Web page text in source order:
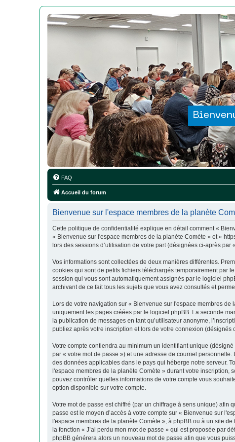
FAQ
Accueil du forum
Bienvenue sur l'espace membres de la planète
Cette politique de confidentialité explique en détail comment «
« Bienvenue sur l'espace membres de la planète Comète » et «
lors des sessions d’utilisation de votre part (désignées ci-après par
Vos informations sont collectées de deux manières différentes.
cookies qui sont de petits fichiers téléchargés temporairement par
session qui vous sont automatiquement assignés par le logiciel
archivant de ce fait tous les sujets que vous avez consultés et
Lors de votre navigation sur « Bienvenue sur l'espace membres
uniquement les pages créées par le logiciel phpBB. La seconde
la publication de messages en tant qu’utilisateur anonyme,
publiez après votre inscription et lors de votre connexion (désignés
Votre compte contiendra au minimum un identifiant unique
par « votre mot de passe ») et une adresse de courriel
des données applicables dans le pays qui héberge notre serveur.
l'espace membres de la planète Comète » durant votre
pouvez contrôler quelles informations de votre compte vous
option disponible sur votre compte.
Votre mot de passe est chiffré (par un chiffrage à sens unique) afin
passe est le moyen d’accès à votre compte sur « Bienvenue sur
l'espace membres de la planète Comète », à phpBB ou à un site
la fonction « J’ai perdu mon mot de passe » qui est proposée par
phpBB générera alors un nouveau mot de passe afin que vous